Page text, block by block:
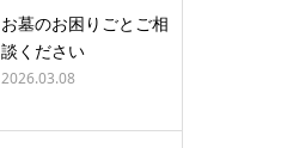
お墓のお困りごとご相
談ください
2026.03.08